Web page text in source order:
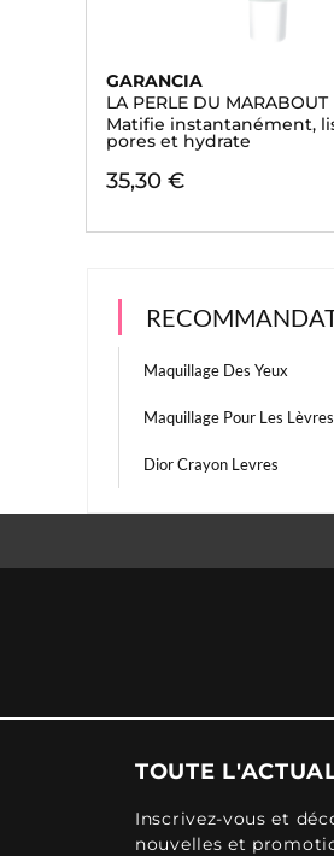
GARANCIA
LA PERLE DU MARABOUT
Matifie instantanément,
pores et hydrate
35,30 €
Maquillage Des Yeux
Maquillage Pour Les Lèvres
Dior Crayon Levres
TOUTE
Inscrivez-vous et
nouvelles et